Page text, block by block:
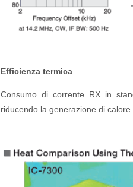
Efficienza termica
Consumo di corrente RX in
riducendo la generazione di calore